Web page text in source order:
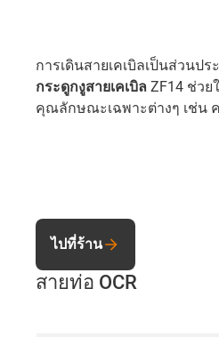
การเดินสายเคเบิลเป็นส่วนป
กระดูกงูสายเคเบิล ZF14 ช่วย
คุณลักษณะเฉพาะต่างๆ เช่น
สายท่อ OCR
ไปที่ร้าน